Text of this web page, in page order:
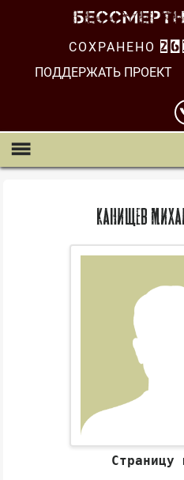
СОХРАНЕНО
ПОДДЕРЖАТЬ ПРОЕКТ
Канищев
Страницу